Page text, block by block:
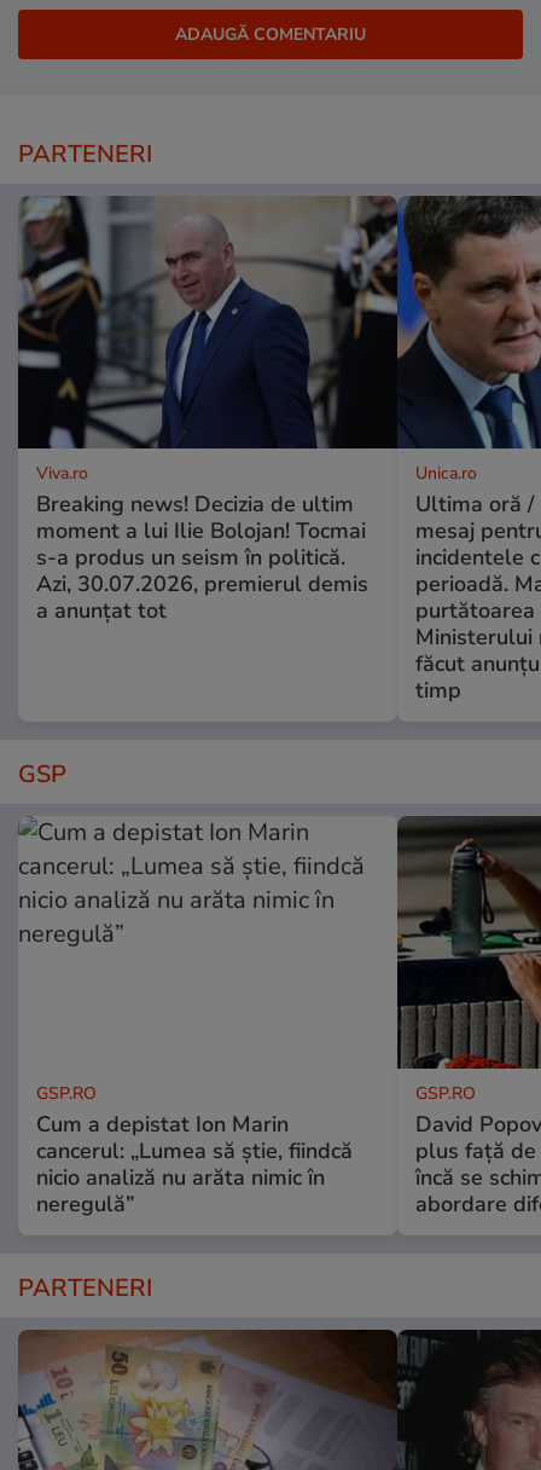
PARTENERI
Viva.ro
Breaking news! Decizia de ultim
moment a lui Ilie Bolojan! Tocmai
s-a produs un seism în politică.
Azi, 30.07.2026, premierul demis
a anunțat tot
Unica.ro
Ultima oră /
mesaj
incidentele
perioadă.
purtătoarea
Ministerului
făcut
timp
GSP
GSP.RO
Cum a depistat Ion Marin
cancerul: „Lumea să știe, fiindcă
nicio analiză nu arăta nimic în
neregulă”
GSP.RO
David
plus față de
încă se
abordare
PARTENERI